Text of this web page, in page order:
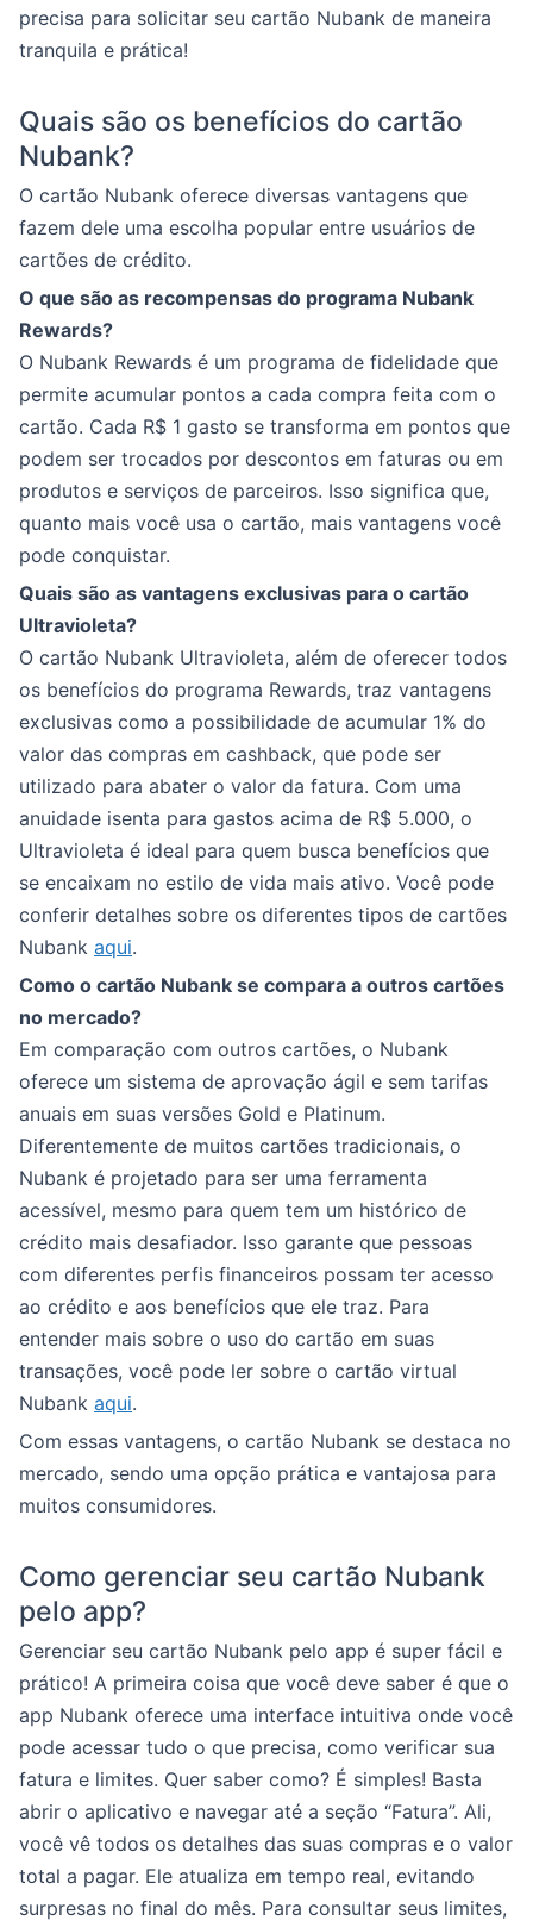
precisa para solicitar seu cartão Nubank de maneira
tranquila e prática!
Quais são os benefícios do cartão
Nubank?
O cartão Nubank oferece diversas vantagens que
fazem dele uma escolha popular entre usuários de
cartões de crédito.
O que são as recompensas do programa Nubank
Rewards?
O Nubank Rewards é um programa de fidelidade que
permite acumular pontos a cada compra feita com o
cartão. Cada R$ 1 gasto se transforma em pontos que
podem ser trocados por descontos em faturas ou em
produtos e serviços de parceiros. Isso significa que,
quanto mais você usa o cartão, mais vantagens você
pode conquistar.
Quais são as vantagens exclusivas para o cartão
Ultravioleta?
O cartão Nubank Ultravioleta, além de oferecer todos
os benefícios do programa Rewards, traz vantagens
exclusivas como a possibilidade de acumular 1% do
valor das compras em cashback, que pode ser
utilizado para abater o valor da fatura. Com uma
anuidade isenta para gastos acima de R$ 5.000, o
Ultravioleta é ideal para quem busca benefícios que
se encaixam no estilo de vida mais ativo. Você pode
conferir detalhes sobre os diferentes tipos de cartões
Nubank aqui.
Como o cartão Nubank se compara a outros cartões
no mercado?
Em comparação com outros cartões, o Nubank
oferece um sistema de aprovação ágil e sem tarifas
anuais em suas versões Gold e Platinum.
Diferentemente de muitos cartões tradicionais, o
Nubank é projetado para ser uma ferramenta
acessível, mesmo para quem tem um histórico de
crédito mais desafiador. Isso garante que pessoas
com diferentes perfis financeiros possam ter acesso
ao crédito e aos benefícios que ele traz. Para
entender mais sobre o uso do cartão em suas
transações, você pode ler sobre o cartão virtual
Nubank aqui.
Com essas vantagens, o cartão Nubank se destaca no
mercado, sendo uma opção prática e vantajosa para
muitos consumidores.
Como gerenciar seu cartão Nubank
pelo app?
Gerenciar seu cartão Nubank pelo app é super fácil e
prático! A primeira coisa que você deve saber é que o
app Nubank oferece uma interface intuitiva onde você
pode acessar tudo o que precisa, como verificar sua
fatura e limites. Quer saber como? É simples! Basta
abrir o aplicativo e navegar até a seção “Fatura”. Ali,
você vê todos os detalhes das suas compras e o valor
total a pagar. Ele atualiza em tempo real, evitando
surpresas no final do mês. Para consultar seus limites,